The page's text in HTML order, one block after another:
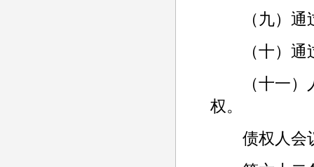
（九）通过
（十）通过
（十一）人
权。
债权人会议